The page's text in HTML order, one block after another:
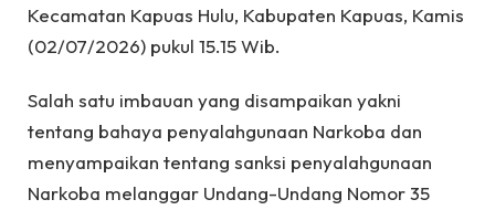
Kecamatan Kapuas Hulu, Kabupaten Kapuas, Kamis
(02/07/2026) pukul 15.15 Wib.
Salah satu imbauan yang disampaikan yakni
tentang bahaya penyalahgunaan Narkoba dan
menyampaikan tentang sanksi penyalahgunaan
Narkoba melanggar Undang-Undang Nomor 35